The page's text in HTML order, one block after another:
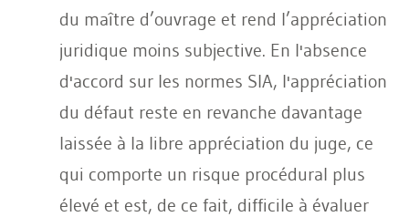
du maître d’ouvrage et rend l’appréciation
juridique moins subjective. En l'absence
d'accord sur les normes SIA, l'appréciation
du défaut reste en revanche davantage
laissée à la libre appréciation du juge, ce
qui comporte un risque procédural plus
élevé et est, de ce fait, difficile à évaluer